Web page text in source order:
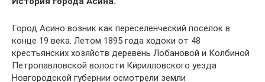
Город Асино возник как переселенческий посёлок в
конце 19 века. Летом 1895 года ходоки от 48
крестьянских хозяйств деревень Лобановой и Колбиной
Петропавловской волости Кирилловского уезда
Новгородской губернии осмотрели земли